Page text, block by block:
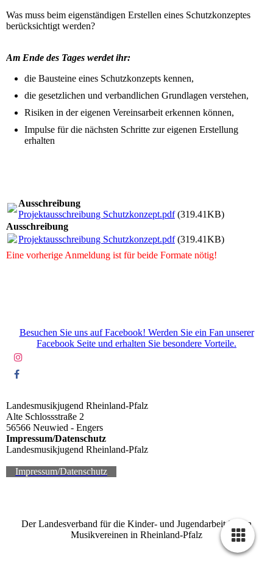
Was muss beim eigenständigen Erstellen eines Schutzkonzeptes
berücksichtigt werden?
Am Ende des Tages werdet ihr:
die Bausteine eines Schutzkonzepts kennen,
die gesetzlichen und verbandlichen Grundlagen verstehen,
Risiken in der eigenen Vereinsarbeit erkennen können,
Impulse für die nächsten Schritte zur eigenen Erstellung
erhalten
Ausschreibung
Projektausschreibung Schutzkonzept.pdf(319.41KB)
Ausschreibung
Projektausschreibung Schutzkonzept.pdf(319.41KB)
Eine vorherige Anmeldung ist für beide Formate nötig!
Besuchen Sie uns auf Facebook! Werden Sie ein Fan unserer
Facebook Seite und erhalten Sie besondere Vorteile.
Landesmusikjugend Rheinland-Pfalz
Alte Schlossstraße 2
56566 Neuwied - Engers
Impressum/Datenschutz
Landesmusikjugend Rheinland-Pfalz
Impressum/Datenschutz
Der Landesverband für die Kinder- und Jugendarbeit in den
Musikvereinen in Rheinland-Pfalz